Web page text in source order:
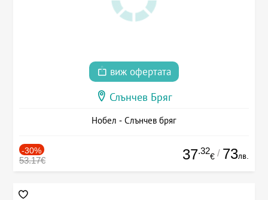
виж офертата
Слънчев Бряг
Нобел - Слънчев бряг
-30%
53.17€ 37.32
€ / 73лв.